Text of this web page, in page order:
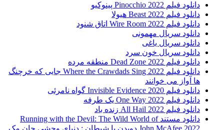
دانلود فیلم Pinocchio 2022 پینوکیو
دانلود فیلم Beast 2022 هیولا
دانلود فیلم Wire Room 2022 اتاق شنود
دانلود سریال مهمونی
دانلود سریال یاغی
دانلود سریال خون سرد
دانلود فیلم 2022 Dead Zone منطقه مرده
دانلود فیلم Where the Crawdads Sing 2022 جایی که خرچنگ
ها آواز می خوانند
دانلود فیلم 2020 Invisible Evidence گواه نامرئی
دانلود فیلم One Way 2022 یک طرفه
دانلود فیلم All Hail 2022 زنده باد
دانلود مستند Running with the Devil: The Wild World of